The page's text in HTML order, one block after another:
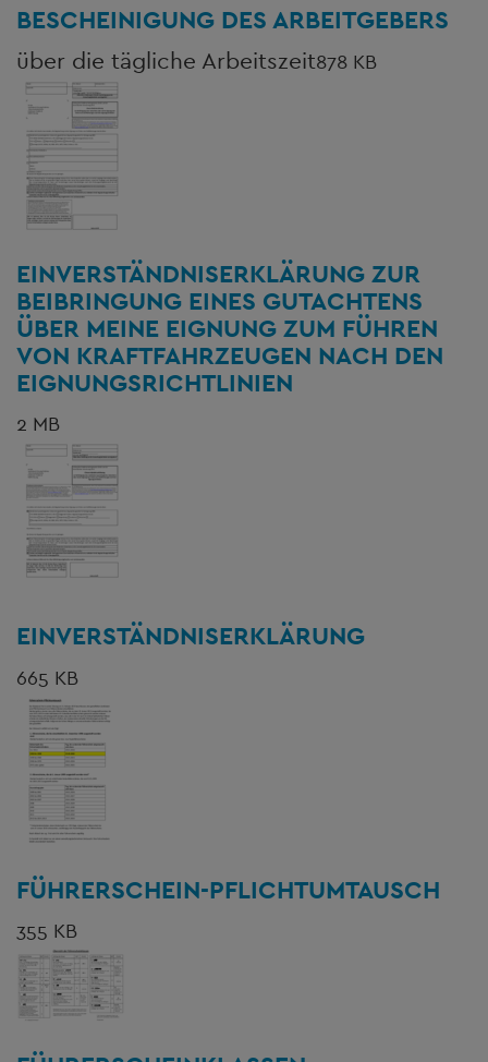
BESCHEINIGUNG DES ARBEITGEBERS
über die tägliche Arbeitszeit878 KB
EINVERSTÄNDNISERKLÄRUNG ZUR
BEIBRINGUNG EINES GUTACHTENS
ÜBER MEINE EIGNUNG ZUM FÜHREN
VON KRAFTFAHRZEUGEN NACH DEN
EIGNUNGSRICHTLINIEN
2 MB
EINVERSTÄNDNISERKLÄRUNG
665 KB
FÜHRERSCHEIN-PFLICHTUMTAUSCH
355 KB